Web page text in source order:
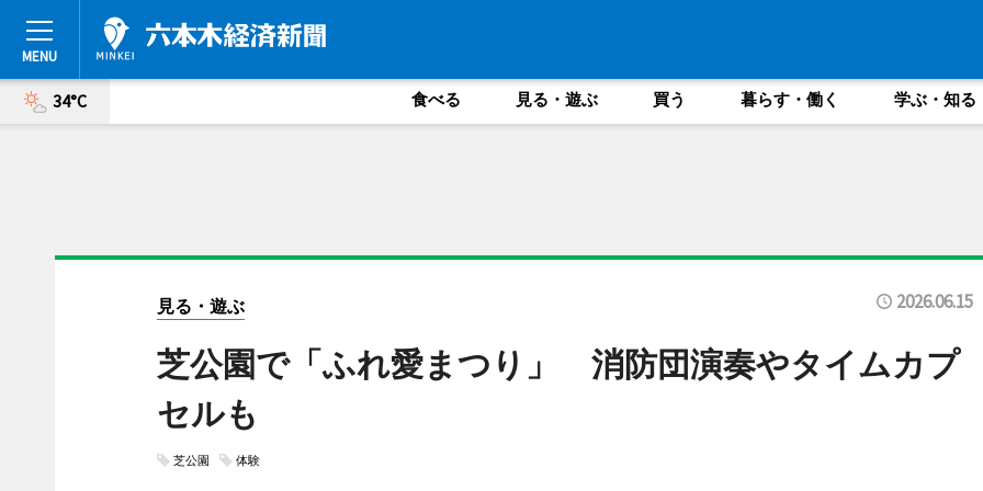
34°C 食べる 見る・遊ぶ 買う 暮らす・働く 学ぶ・知る
見る・遊ぶ 2026.06.15
芝公園で「ふれ愛まつり」 消防団演奏やタイムカプ
セルも
芝公園 体験